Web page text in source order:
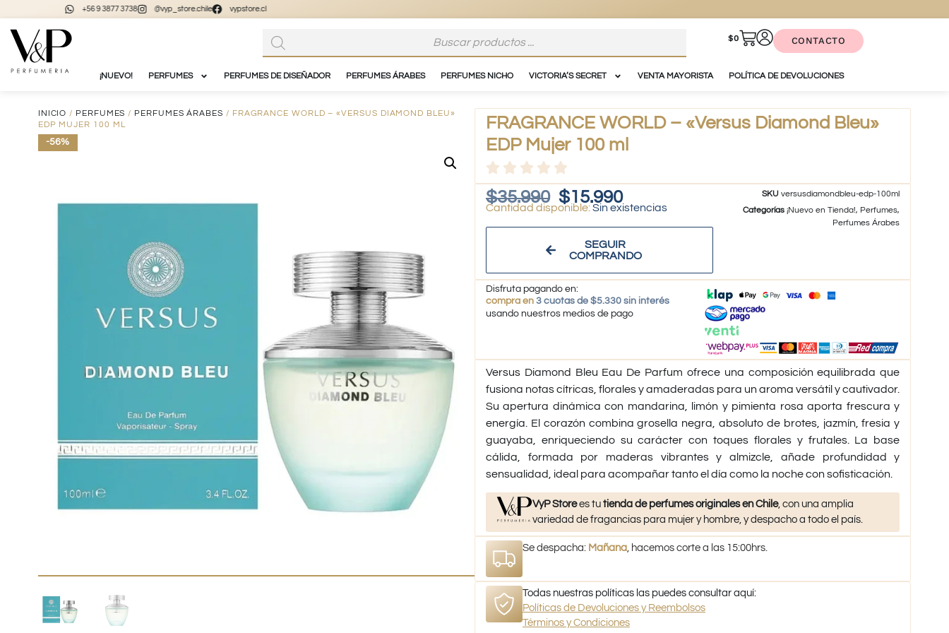
+56 9 3877 3738 @vyp_store.chile vypstore.cl
$0 CONTACTO
¡NUEVO! PERFUMES PERFUMES DE DISEÑADOR PERFUMES ÁRABES PERFUMES NICHO VICTORIA’S SECRET VENTA MAYORISTA POLÍTICA DE DEVOLUCIONES
INICIO / PERFUMES / PERFUMES ÁRABES / FRAGRANCE WORLD – «VERSUS DIAMOND BLEU»
EDP MUJER 100 ML
-56%
FRAGRANCE WORLD – «Versus Diamond Bleu»
EDP Mujer 100 ml
$35.990 $15.990
Sin existencias
SEGUIR
COMPRANDO
SKUversusdiamondbleu-edp-100ml
Categorías ¡Nuevo en Tienda!, Perfumes,
Perfumes Árabes
Disfruta pagando en:
compra en 3 cuotas de $5.330 sin interés
usando nuestros medios de pago
Versus Diamond Bleu Eau De Parfum ofrece una composición equilibrada que
fusiona notas cítricas, florales y amaderadas para un aroma versátil y cautivador.
Su apertura dinámica con mandarina, limón y pimienta rosa aporta frescura y
energía. El corazón combina grosella negra, absoluto de brotes, jazmín, fresia y
guayaba, enriqueciendo su carácter con toques florales y frutales. La base
cálida, formada por maderas vibrantes y almizcle, añade profundidad y
sensualidad, ideal para acompañar tanto el día como la noche con sofisticación.
VyP Storees tutienda de perfumes originales en Chile, con una amplia
variedad de fragancias para mujer y hombre, y despacho a todo el país.
Se despacha: Mañana, hacemos corte a las 15:00hrs.
Todas nuestras políticas las puedes consultar aquí:
Políticas de Devoluciones y Reembolsos
Términos y Condiciones